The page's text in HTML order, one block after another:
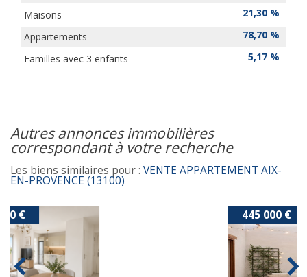
Maisons
21,30 %
Appartements
78,70 %
Familles avec 3 enfants
5,17 %
autres annonces immobilières
correspondant à votre recherche
Les biens similaires pour : VENTE APPARTEMENT AIX-
EN-PROVENCE (13100)
445 000 €